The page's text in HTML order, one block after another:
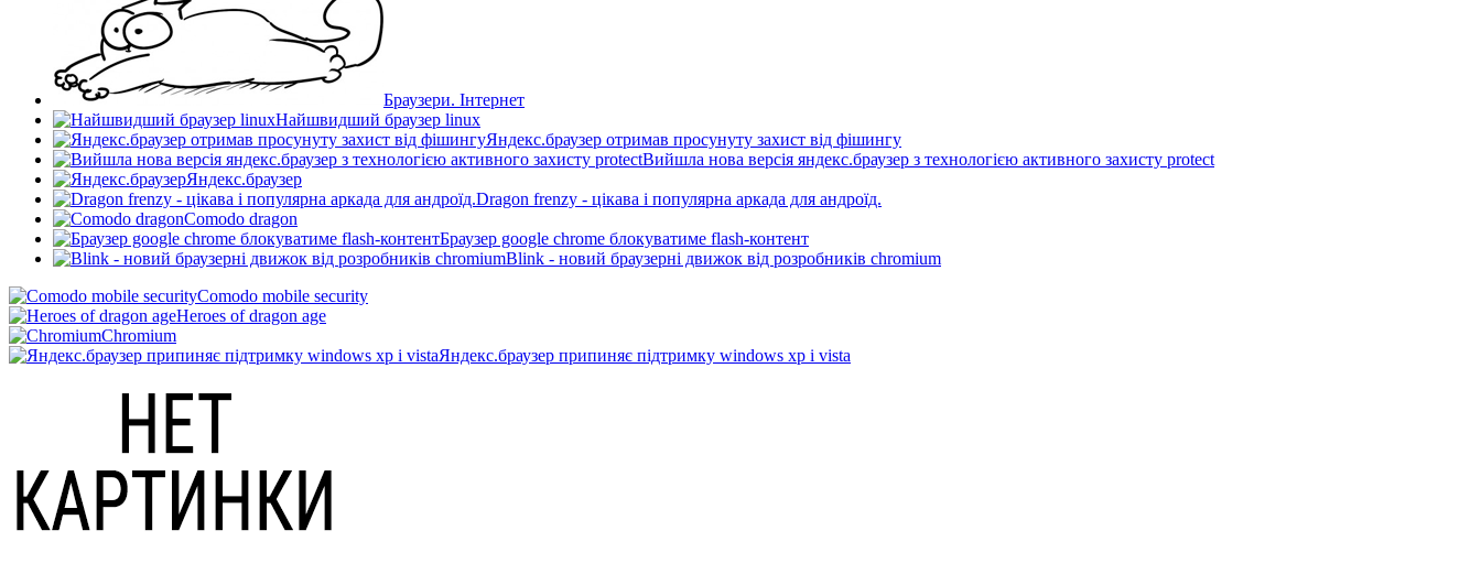
Браузери. Інтернет
Найшвидший браузер linux
Яндекс.браузер отримав просунуту захист від фішингу
Вийшла нова версія яндекс.браузер з технологією активного захисту protect
Яндекс.браузер
Dragon frenzy - цікава і популярна аркада для андроїд.
Comodo dragon
Браузер google chrome блокуватиме flash-контент
Blink - новий браузерні движок від розробників chromium
Comodo mobile security
Heroes of dragon age
Chromium
Яндекс.браузер припиняє підтримку windows xp і vista